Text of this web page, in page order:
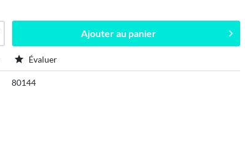
Ajouter au panier
Évaluer
80144